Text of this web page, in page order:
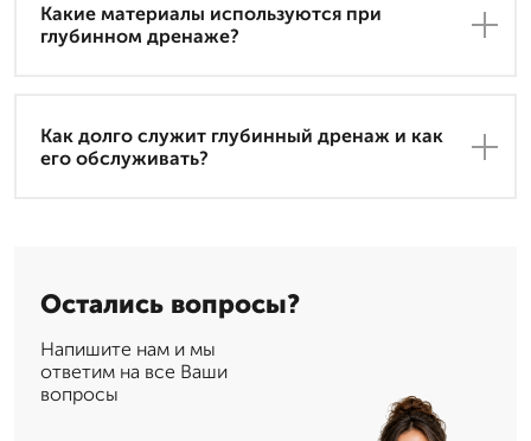
Какие материалы используются при
глубинном дренаже?
Как долго служит глубинный дренаж и как
его обслуживать?
Остались вопросы?
Напишите нам и мы
ответим на все Ваши
вопросы